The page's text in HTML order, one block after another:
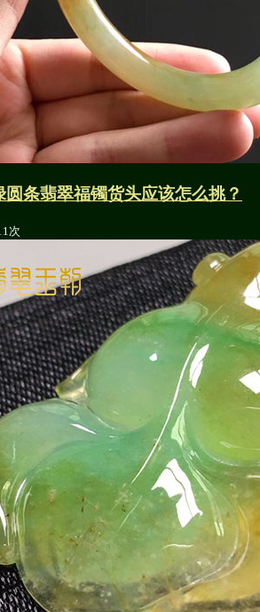
条翡翠福镯货头应该怎么挑？
次